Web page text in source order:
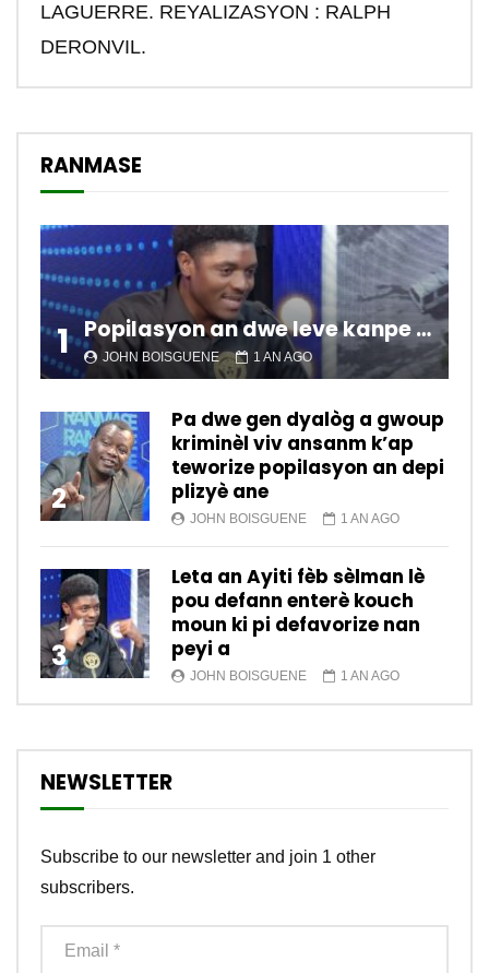
LAGUERRE. REYALIZASYON : RALPH
DERONVIL.
RANMASE
1 Popilasyon an dwe leve kanpe pou chanje sitiyasyon kawotik l’ap viv nan peyi a.
JOHN BOISGUENE 1 AN AGO
2
Pa dwe gen dyalòg a gwoup
kriminèl viv ansanm k’ap
teworize popilasyon an depi
plizyè ane
JOHN BOISGUENE 1 AN AGO
3
Leta an Ayiti fèb sèlman lè
pou defann enterè kouch
moun ki pi defavorize nan
peyi a
JOHN BOISGUENE 1 AN AGO
NEWSLETTER
Subscribe to our newsletter and join 1 other
subscribers.